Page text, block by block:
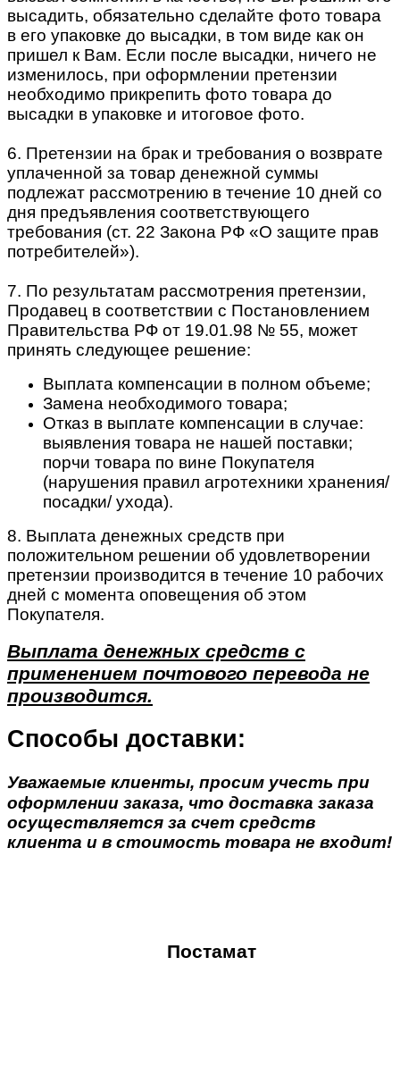
высадить, обязательно сделайте фото товара
в его упаковке до высадки, в том виде как он
пришел к Вам. Если после высадки, ничего не
изменилось, при оформлении претензии
необходимо прикрепить фото товара до
высадки в упаковке и итоговое фото.
6. Претензии на брак и требования о возврате
уплаченной за товар денежной суммы
подлежат рассмотрению в течение 10 дней со
дня предъявления соответствующего
требования (ст. 22 Закона РФ «О защите прав
потребителей»).
7. По результатам рассмотрения претензии,
Продавец в соответствии с Постановлением
Правительства РФ от 19.01.98 № 55, может
принять следующее решение:
Выплата компенсации в полном объеме;
Замена необходимого товара;
Отказ в выплате компенсации в случае:
выявления товара не нашей поставки;
порчи товара по вине Покупателя
(нарушения правил агротехники хранения/
посадки/ ухода).
8. Выплата денежных средств при
положительном решении об удовлетворении
претензии производится в течение 10 рабочих
дней с момента оповещения об этом
Покупателя.
Выплата денежных средств с
применением почтового перевода не
производится.
Способы доставки:
Уважаемые клиенты, просим учесть при
оформлении заказа, что доставка заказа
осуществляется за счет средств
клиента и в стоимость товара не входит!
Постамат